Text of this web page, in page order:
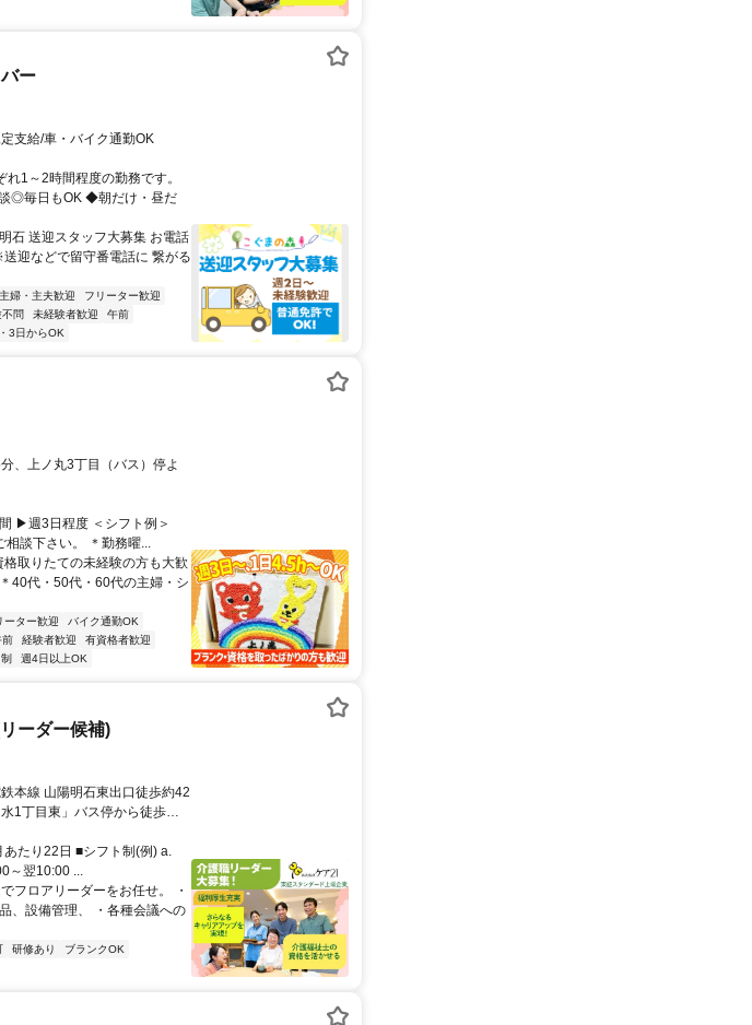
ー
支給/車・バイク通勤OK
1～2時間程度の勤務です。
◎毎日もOK ◆朝だけ・昼だ
石 送迎スタッフ大募集 お電話
迎などで留守番電話に 繋がる
主婦・主夫歓迎
フリーター歓迎
問 未経験者歓迎
午前
3日からOK
、上ノ丸3丁目（バス）停よ
▶週3日程度 ＜シフト例＞
談下さい。 ＊勤務曜...
取りたての未経験の方も大歓
40代・50代・60代の主婦・シ
ーター歓迎
バイク通勤OK
前 経験者歓迎
有資格者歓迎
週4日以上OK
ーダー候補)
本線 山陽明石東出口徒歩約42
1丁目東」バス停から徒歩約3
たり22日 ■シフト制(例) a.
～翌10:00 ...
フロアリーダーをお任せ。 ・
、設備管理、 ・各種会議への
研修あり
ブランクOK